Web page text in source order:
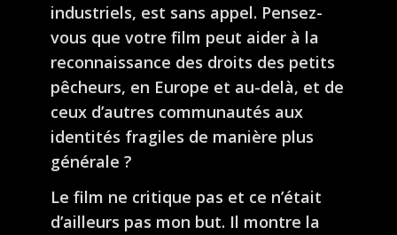
industriels, est sans appel. Pensez-
vous que votre film peut aider à la
reconnaissance des droits des petits
pêcheurs, en Europe et au-delà, et de
ceux d’autres communautés aux
identités fragiles de manière plus
générale ?
Le film ne critique pas et ce n’était
d’ailleurs pas mon but. Il montre la